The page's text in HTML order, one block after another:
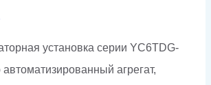
установка серии YC6TDG-
агрегат,